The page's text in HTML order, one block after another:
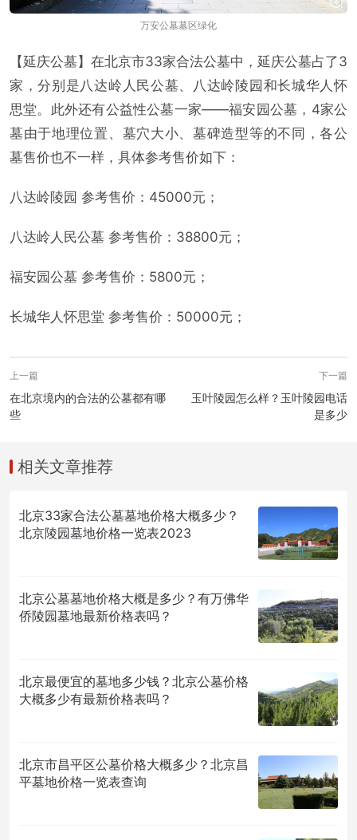
万安公墓墓区绿化
【延庆公墓】在北京市33家合法公墓中，延庆公墓占了3
家，分别是八达岭人民公墓、八达岭陵园和长城华人怀
思堂。此外还有公益性公墓一家——福安园公墓，4家公
墓由于地理位置、墓穴大小、墓碑造型等的不同，各公
墓售价也不一样，具体参考售价如下：
八达岭陵园 参考售价：45000元；
八达岭人民公墓 参考售价：38800元；
福安园公墓 参考售价：5800元；
长城华人怀思堂 参考售价：50000元；
上一篇
在北京境内的合法的公墓都有哪
些
下一篇
玉叶陵园怎么样？玉叶陵园电话
是多少
相关文章推荐
北京33家合法公墓墓地价格大概多少？
北京陵园墓地价格一览表2023
北京公墓墓地价格大概是多少？有万佛华
侨陵园墓地最新价格表吗？
北京最便宜的墓地多少钱？北京公墓价格
大概多少有最新价格表吗？
北京市昌平区公墓价格大概多少？北京昌
平墓地价格一览表查询